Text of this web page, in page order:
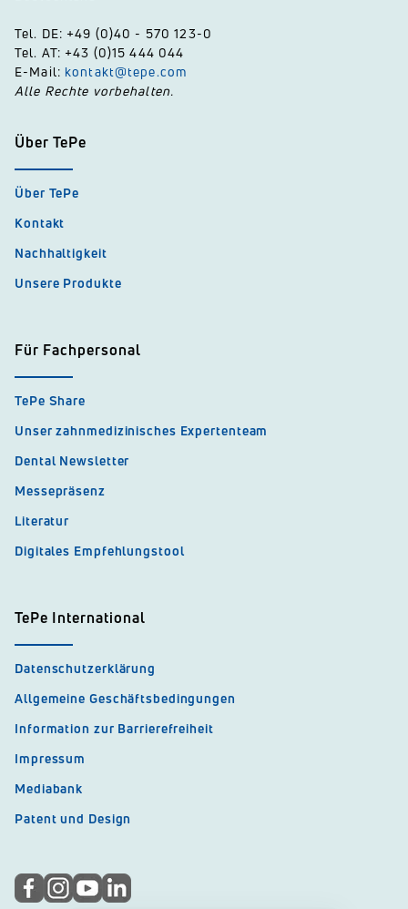
Tel. DE: +49 (0)40 - 570 123-0
Tel. AT: +43 (0)15 444 044
E-Mail: kontakt@tepe.com
Alle Rechte vorbehalten.
Über TePe
Über TePe
Kontakt
Nachhaltigkeit
Unsere Produkte
Für Fachpersonal
TePe Share
Unser zahnmedizinisches Expertenteam
Dental Newsletter
Messepräsenz
Literatur
Digitales Empfehlungstool
TePe International
Datenschutzerklärung
Allgemeine Geschäftsbedingungen
Information zur Barrierefreiheit
Impressum
Mediabank
Patent und Design